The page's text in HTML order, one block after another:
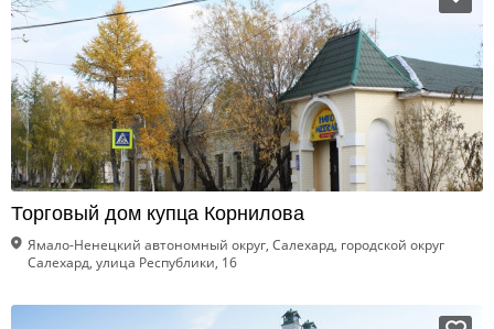
Торговый дом купца Корнилова
Ямало-Ненецкий автономный округ, Салехард, городской округ
Салехард, улица Республики, 16